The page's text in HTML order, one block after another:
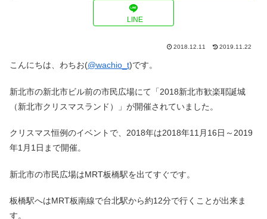
LINE
2018.12.11 2019.11.22
こんにちは、わちお(@wachio_t)です。
新北市の新北市ビル前の市民広場にて「2018新北市歓楽耶誕城
（新北市クリスマスランド）」が開催されていました。
クリスマス恒例のイベントで、2018年は2018年11月16日～2019
年1月1日まで開催。
新北市の市民広場はMRT板橋駅を出てすぐです。
板橋駅へはMRT板南線で台北駅から約12分で行くことが出来ま
す。